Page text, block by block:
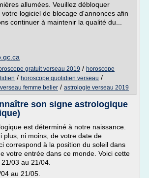
allumées. Veuillez débloquer
logiciel de blocage d'annonces afin
continuer à maintenir la qualité du...
gratuit verseau 2019 / horoscope
/ horoscope quotidien verseau /
femme belier / astrologie verseau 2019
son signe astrologique
est déterminé à notre naissance.
plus, ni moins, de votre date de
correspond à la position du soleil dans
votre entrée dans ce monde. Voici cette
03 au 21/04.
au 21/05.